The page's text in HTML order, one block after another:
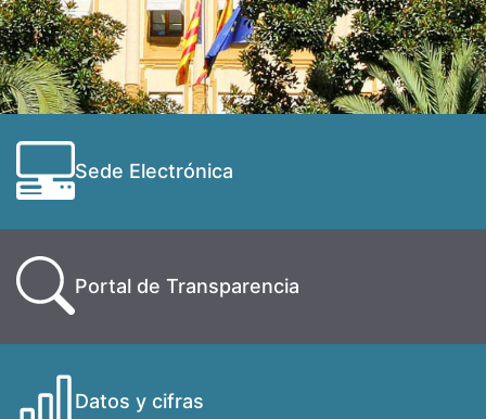
Sede Electrónica
Portal de Transparencia
Datos y cifras